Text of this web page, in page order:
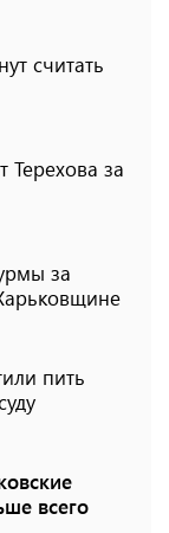
считать
за
за
пить
всего